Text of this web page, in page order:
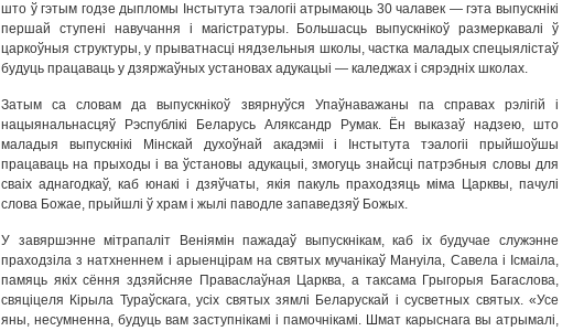
што ў гэтым годзе дыпломы Інстытута тэалогіі атрымаюць 30 чалавек — гэта выпускнікі
першай ступені навучання і магістратуры. Большасць выпускнікоў размеркавалі ў
царкоўныя структуры, у прыватнасці нядзельныя школы, частка маладых спецыялістаў
будуць працаваць у дзяржаўных установах адукацыі — каледжах і сярэдніх школах.
Затым са словам да выпускнікоў звярнуўся Упаўнаважаны па справах рэлігій і
нацыянальнасцяў Рэспублікі Беларусь Аляксандр Румак. Ён выказаў надзею, што
маладыя выпускнікі Мінскай духоўнай акадэміі і Інстытута тэалогіі прыйшоўшы
працаваць на прыходы і ва ўстановы адукацыі, змогуць знайсці патрэбныя словы для
сваіх аднагодкаў, каб юнакі і дзяўчаты, якія пакуль праходзяць міма Царквы, пачулі
слова Божае, прыйшлі ў храм і жылі паводле запаведзяў Божых.
У завяршэнне мітрапаліт Веніямін пажадаў выпускнікам, каб іх будучае служэнне
праходзіла з натхненнем і арыенцірам на святых мучанікаў Мануіла, Савела і Ісмаіла,
памяць якіх сёння здзяйсняе Праваслаўная Царква, а таксама Грыгорыя Багаслова,
свяціцеля Кірыла Тураўскага, усіх святых зямлі Беларускай і сусветных святых. «Усе
яны, несумненна, будуць вам заступнікамі і памочнікамі. Шмат карыснага вы атрымалі,